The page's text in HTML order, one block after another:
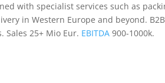
with specialist services such as
in Western Europe and beyond.
Sales 25+ Mio Eur. EBITDA 900-1000k.